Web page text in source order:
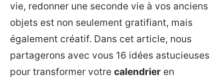
vie, redonner une seconde vie à vos anciens
objets est non seulement gratifiant, mais
également créatif. Dans cet article, nous
partagerons avec vous 16 idées astucieuses
pour transformer votre calendrier en